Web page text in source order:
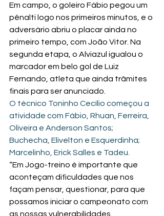
Em campo, o goleiro Fábio pegou um
pênalti logo nos primeiros minutos, e o
adversário abriu o placar ainda no
primeiro tempo, com João Vitor. Na
segunda etapa, o Alviazul igualou o
marcador em belo gol de Luiz
Fernando, atleta que ainda trâmites
finais para ser anunciado.
O técnico Toninho Cecílio começou a
atividade com Fábio, Rhuan, Ferreira,
Oliveira e Anderson Santos;
Buchecha, Elivelton e Esquerdinha;
Marcelinho, Erick Salles e Tadeu.
“Em Jogo-treino é importante que
aconteçam dificuldades que nos
façam pensar, questionar, para que
possamos iniciar o campeonato com
as nossas vulnerabilidades